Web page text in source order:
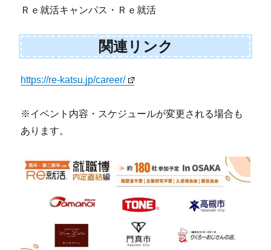
Ｒｅ就活キャンパス・Ｒｅ就活
関連リンク
https://re-katsu.jp/career/
※イベント内容・スケジュールが変更される場合も
あります。